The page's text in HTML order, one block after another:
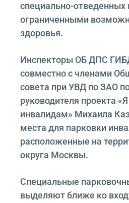
специально-отведенных
ограниченными
здоровья.
Инспекторы ОБ ДПС
совместно с членами
совета при УВД по ЗАО
руководителя проекта
инвалидам» Михаила
места для парковки
расположенные на
округа Москвы.
Специальные
выделяют ближе ко